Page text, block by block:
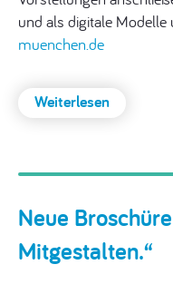
und als digitale
muenchen.de
Weiterlesen:
den
Harthof
Neue
Mitgestalten.“